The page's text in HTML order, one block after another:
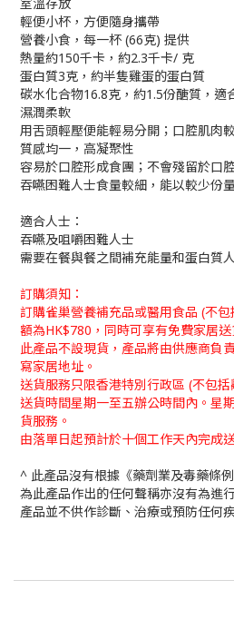
輕便小杯，方便隨身攜帶
營養小食，每一杯 (66克) 提供
熱量約150千卡，約2.3千卡/ 克
蛋白質3克，約半隻雞蛋的蛋白質
碳水化合物16.8克，約1.5份醣質，適
濕潤柔軟
用舌頭輕壓便能輕易分開；口腔肌肉
質感均一，高凝聚性
容易於口腔形成食團；不會殘留於口
吞嚥困難人士食量較細，能以較少份
適合人士：
吞嚥及咀嚼困難人士
需要在餐與餐之間補充能量和蛋白質
訂購須知：
訂購雀巢營養補充品或醫用食品 (不
額為HK$780，同時可享有免費家居送
此產品不設現貨，產品將由供應商負
寫家居地址。
送貨服務只限香港特別行政區 (不包括
送貨時間星期一至五辦公時間內。星
貨服務。
由落單日起預計於十個工作天內完成
^ 此產品沒有根據《藥劑業及毒藥條
為此產品作出的任何聲稱亦沒有為進
產品並不供作診斷、治療或預防任何